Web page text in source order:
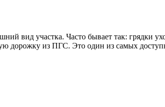
вид участка. Часто бывает так: грядки
дорожку из ПГС. Это один из самых